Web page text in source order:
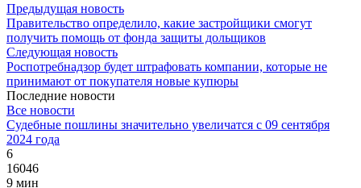
Предыдущая новость
Правительство определило, какие застройщики смогут
получить помощь от фонда защиты дольщиков
Следующая новость
Роспотребнадзор будет штрафовать компании, которые не
принимают от покупателя новые купюры
Последние новости
Все новости
Судебные пошлины значительно увеличатся с 09 сентября
2024 года
6
16046
9 мин